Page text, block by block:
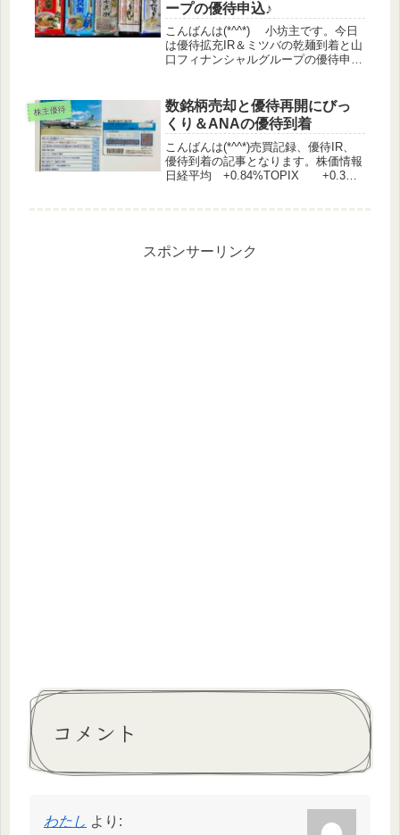
ープの優待申込♪
こんばんは(*^^*) 小坊主です。今日
は優待拡充IR＆ミツバの乾麺到着と山
口フィナンシャルグループの優待申込
ズ +0.61%優待指数 +0.59%（う
っど...
株主優待
数銘柄売却と優待再開にびっ
くり＆ANAの優待到着
こんばんは(*^^*)売買記録、優待IR、
優待到着の記事となります。株価情報
日経平均 +0.84%TOPIX +0.3%
スポンサーリンク
コメント
わたし より: